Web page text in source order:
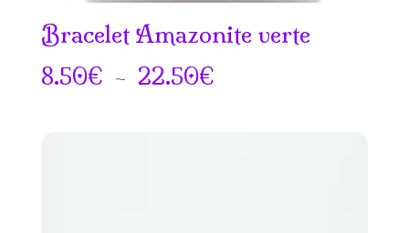
Bracelet Amazonite verte
8.50€ – 22.50€Plage